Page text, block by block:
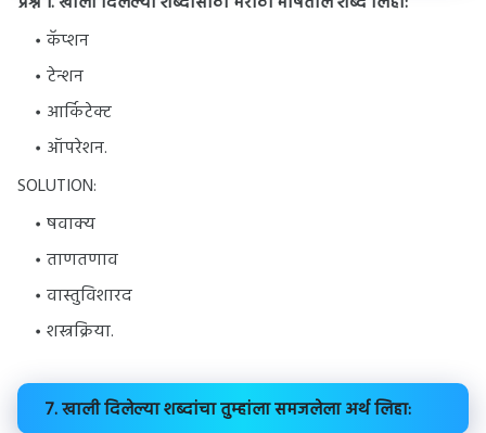
कॅप्शन
टेन्शन
आर्किटेक्ट
ऑपरेशन.
SOLUTION:
षवाक्य
ताणतणाव
वास्तुविशारद
शस्त्रक्रिया.
7. खाली दिलेल्या शब्दांचा तुम्हांला समजलेला अर्थ लिहा: